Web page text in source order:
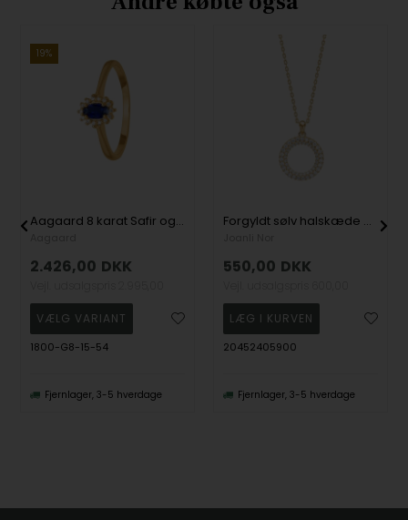
19%
Aagaard 8 karat Safir og diamanter fingerring 1 + 14 safir + diamanter
2.426,00 DKK
1800-G8-15-54
Fjernlager, 3-5 hverdage
Forgyldt sølv halskæde cirkel PAULANOR, fra Joanli Nor
550,00 DKK
20452405900
Fjernlager, 3-5 hverdage